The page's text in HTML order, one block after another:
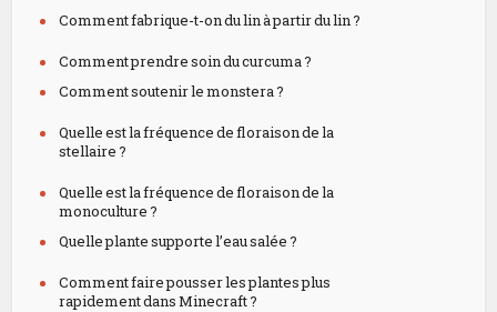
Comment fabrique-t-on du lin à partir du lin ?
Comment prendre soin du curcuma ?
Comment soutenir le monstera ?
Quelle est la fréquence de floraison de la
stellaire ?
Quelle est la fréquence de floraison de la
monoculture ?
Quelle plante supporte l’eau salée ?
Comment faire pousser les plantes plus
rapidement dans Minecraft ?